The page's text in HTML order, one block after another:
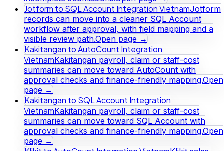
Jotform to SQL Account Integration VietnamJotform
records can move into a cleaner SQL Account
workflow after approval, with field mapping and a
visible review path.Open page →
Kakitangan to AutoCount Integration
VietnamKakitangan payroll, claim or staff-cost
summaries can move toward AutoCount with
approval checks and finance-friendly mapping.Open
page →
Kakitangan to SQL Account Integration
VietnamKakitangan payroll, claim or staff-cost
summaries can move toward SQL Account with
approval checks and finance-friendly mapping.Open
page →